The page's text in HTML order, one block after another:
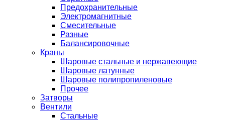
Предохранительные
Электромагнитные
Смесительные
Разные
Балансировочные
Краны
Шаровые стальные и нержавеющие
Шаровые латунные
Шаровые полипропиленовые
Прочее
Затворы
Вентили
Стальные